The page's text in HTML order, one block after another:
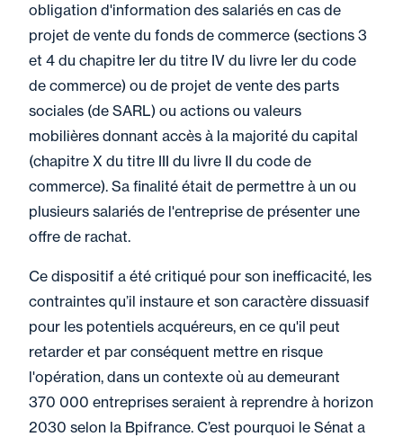
Actualité 27 mai 2026
Crise du Moyen-Orient :
quelques pistes pour
améliorer le pouvoir
d’achat des salariés !
Page
courante
1 Page
2
page
obligation d'information des salariés en cas de
projet de vente du fonds de commerce (sections 3
et 4 du chapitre Ier du titre IV du livre Ier du code
de commerce) ou de projet de vente des parts
sociales (de SARL) ou actions ou valeurs
mobilières donnant accès à la majorité du capital
(chapitre X du titre III du livre II du code de
commerce). Sa finalité était de permettre à un ou
plusieurs salariés de l'entreprise de présenter une
offre de rachat.
Ce dispositif a été critiqué pour son inefficacité, les
contraintes qu’il instaure et son caractère dissuasif
pour les potentiels acquéreurs, en ce qu'il peut
retarder et par conséquent mettre en risque
l'opération, dans un contexte où au demeurant
370 000 entreprises seraient à reprendre à horizon
2030 selon la Bpifrance. C’est pourquoi le Sénat a